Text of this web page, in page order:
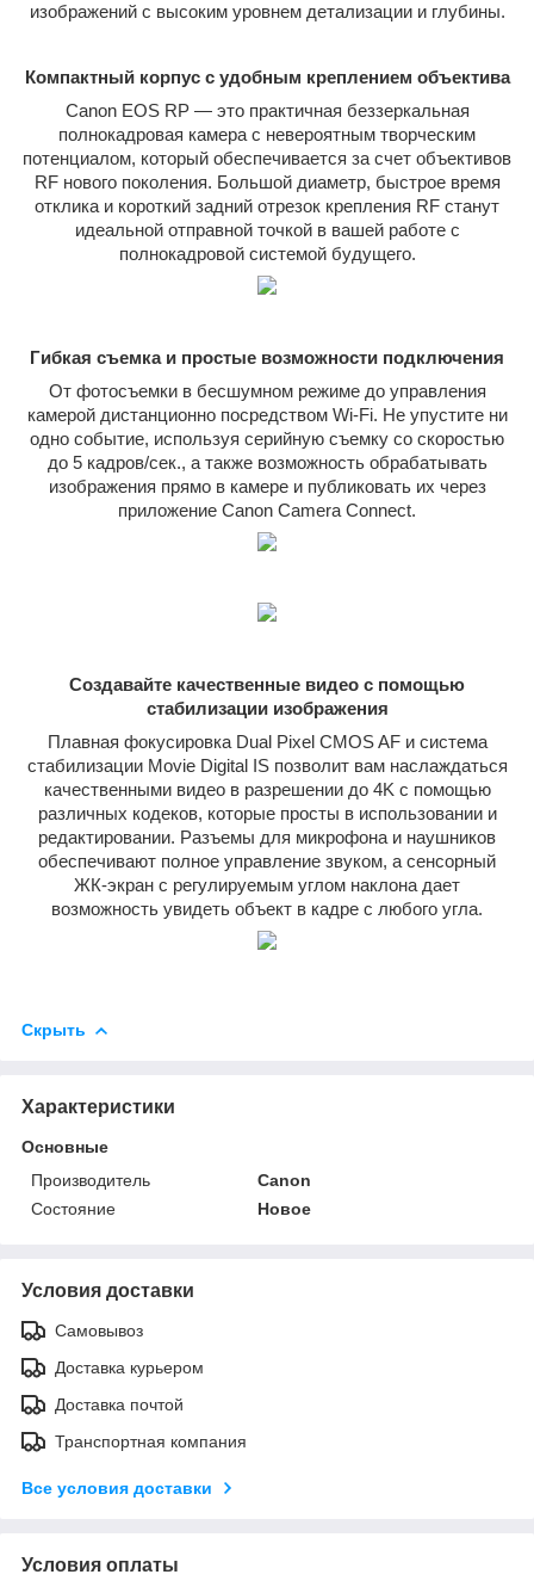
изображений с высоким уровнем детализации и глубины.
Компактный корпус с удобным креплением объектива
Canon EOS RP — это практичная беззеркальная
полнокадровая камера с невероятным творческим
потенциалом, который обеспечивается за счет объективов
RF нового поколения. Большой диаметр, быстрое время
отклика и короткий задний отрезок крепления RF станут
идеальной отправной точкой в вашей работе с
полнокадровой системой будущего.
Гибкая съемка и простые возможности подключения
От фотосъемки в бесшумном режиме до управления
камерой дистанционно посредством Wi-Fi. Не упустите ни
одно событие, используя серийную съемку со скоростью
до 5 кадров/сек., а также возможность обрабатывать
изображения прямо в камере и публиковать их через
приложение Canon Camera Connect.
Создавайте качественные видео с помощью
стабилизации изображения
Плавная фокусировка Dual Pixel CMOS AF и система
стабилизации Movie Digital IS позволит вам наслаждаться
качественными видео в разрешении до 4K с помощью
различных кодеков, которые просты в использовании и
редактировании. Разъемы для микрофона и наушников
обеспечивают полное управление звуком, а сенсорный
ЖК-экран с регулируемым углом наклона дает
возможность увидеть объект в кадре с любого угла.
Скрыть
Характеристики
Основные
Производитель
Canon
Состояние
Новое
Условия доставки
Самовывоз
Доставка курьером
Доставка почтой
Транспортная компания
Все условия доставки
Условия оплаты